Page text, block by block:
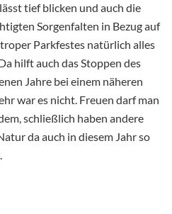
tief blicken und auch die
Sorgenfalten in Bezug auf
Parkfestes natürlich alles
hilft auch das Stoppen des
Jahre bei einem näheren
war es nicht. Freuen darf man
schließlich haben andere
da auch in diesem Jahr so